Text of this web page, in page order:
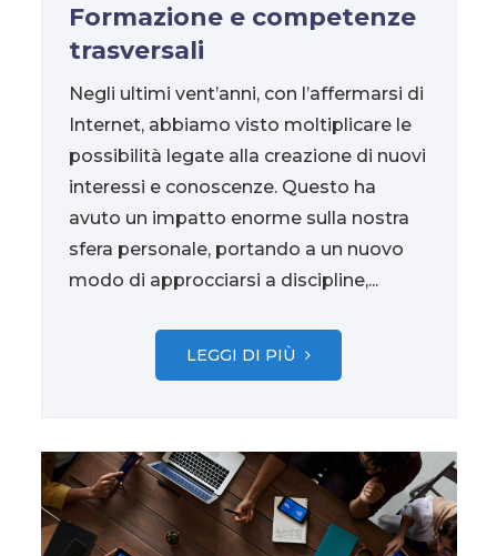
Formazione e competenze
trasversali
Negli ultimi vent’anni, con l’affermarsi di
Internet, abbiamo visto moltiplicare le
possibilità legate alla creazione di nuovi
interessi e conoscenze. Questo ha
avuto un impatto enorme sulla nostra
sfera personale, portando a un nuovo
modo di approcciarsi a discipline,...
LEGGI DI PIÙ